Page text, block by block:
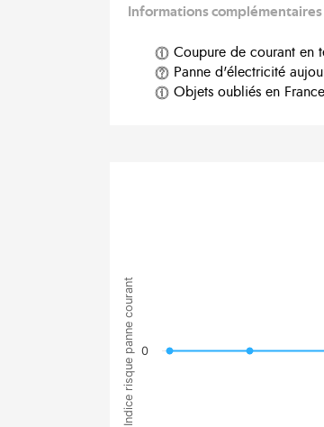
Informations complémentaires
Coupure de courant en
Panne d'électricité
Objets oubliés en France
Indice risque panne courant 0